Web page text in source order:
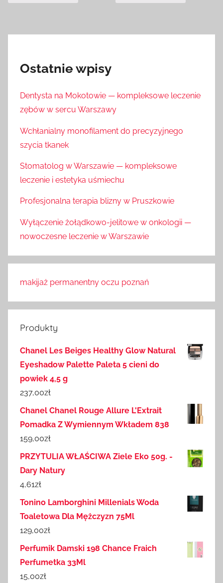
Ostatnie wpisy
Dentysta na Mokotowie — kompleksowe leczenie
zębów w sercu Warszawy
Wchłanialny monofilament do precyzyjnego
szycia tkanek
Stomatolog w Warszawie — kompleksowe
leczenie i estetyka uśmiechu
Profesjonalna terapia blizny w Pruszkowie
Wyłączenie żołądkowo-jelitowe w onkologii —
nowoczesne leczenie w Warszawie
makijaż permanentny oczu poznań
Produkty
Chanel Les Beiges Healthy Glow Natural
Eyeshadow Palette Paleta 5 cieni do
powiek 4,5 g
237,00zł
Chanel Chanel Rouge Allure L'Extrait
Pomadka Z Wymiennym Wkładem 838
159,00zł
PRZYTULIA WŁAŚCIWA Ziele Eko 50g. -
Dary Natury
4,61zł
Tonino Lamborghini Millenials Woda
Toaletowa Dla Mężczyzn 75Ml
129,00zł
Perfumik Damski 198 Chance Fraich
Perfumetka 33Ml
15,00zł